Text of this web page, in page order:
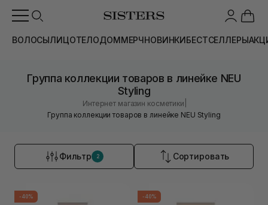
ВОЛОСЫЛИЦОТЕЛОДОММЕРЧНОВИНКИБЕСТСЕЛЛЕРЫ
Группа коллекции товаров в линейке NEU
Styling
Интернет магазин косметики
Группа коллекции товаров в линейке NEU Styling
Фильтр 2 Сортировать
-40% -40%